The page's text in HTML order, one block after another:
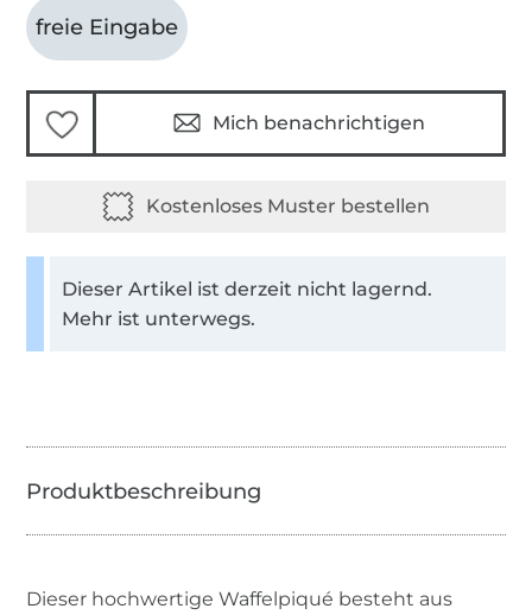
freie Eingabe
Mich benachrichtigen
Dieser Artikel ist derzeit nicht lagernd.
Mehr ist unterwegs.
Dieser hochwertige Waffelpiqué besteht aus